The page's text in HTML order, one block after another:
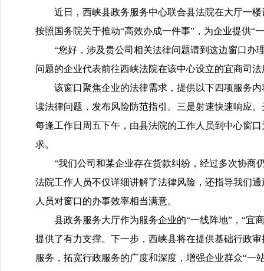
近日，西峡县政务服务中心联合县法院在大厅一
按照国务院关于推动“高效办成一件事”，为企业提供“
“您好，涉及贵公司相关法律问题请到这边窗口
问题的企业代表前往西峡法院在该中心设立的宜商司
该窗口聚焦企业的法律需求，提供以下四项服务
读法律问题，发布风险防范指引。三是射速快速响应
每逢工作日周五下午，由县法院的工作人员到中心窗
求。
“我们公司和某企业存在货款纠纷，经过多次协商
法院工作人员不仅详细讲解了法律风险，还指导我们
人员对窗口的办事效率相当满意。
县政务服务大厅作为服务企业的“一线阵地”，“宜
提供了有力支撑。下一步，西峡县将在提供基础行政
服务，拓宽行政服务的广度和深度，增强企业群众“一